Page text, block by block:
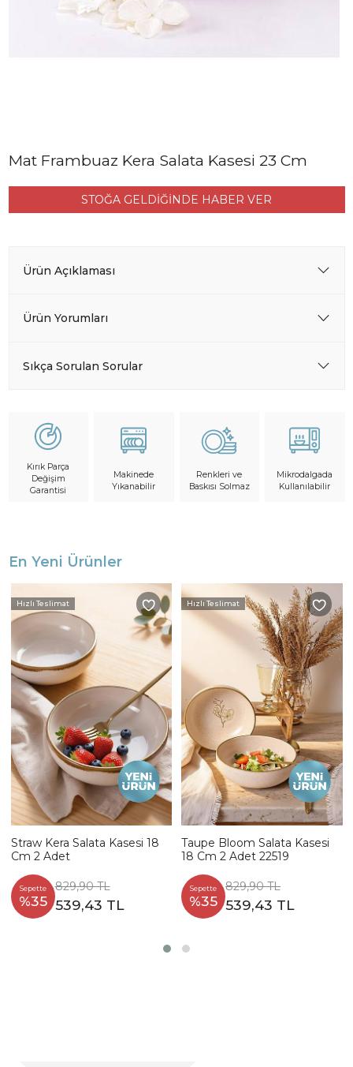
Mat Frambuaz Kera Salata Kasesi 23 Cm
STOĞA GELDİĞİNDE HABER VER
Ürün Açıklaması
Ürün Yorumları
Sıkça Sorulan Sorular
Kırık Parça
Değişim
Garantisi
Makinede
Yıkanabilir
Renkleri ve
Baskısı Solmaz
Mikrodalgada
Kullanılabilir
En Yeni Ürünler
Hızlı Teslimat
Straw Kera Salata Kasesi 18
Cm 2 Adet
Sepette
%35
829,90 TL
539,43 TL
Hızlı Teslimat
Taupe Bloom Salata Kasesi
18 Cm 2 Adet 22519
Sepette
%35
829,90 TL
539,43 TL